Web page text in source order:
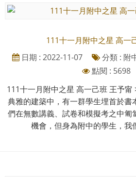
111十一月附中之星 高一
日期 : 2022-11-07
分類 : 附
點閱 : 5698
111十一月附中之星 高一己班 王予甯
典雅的建築中，有一群學生埋首於書
們在無數講義、試卷和模擬考之中匍
機會，但身為附中的學生，我